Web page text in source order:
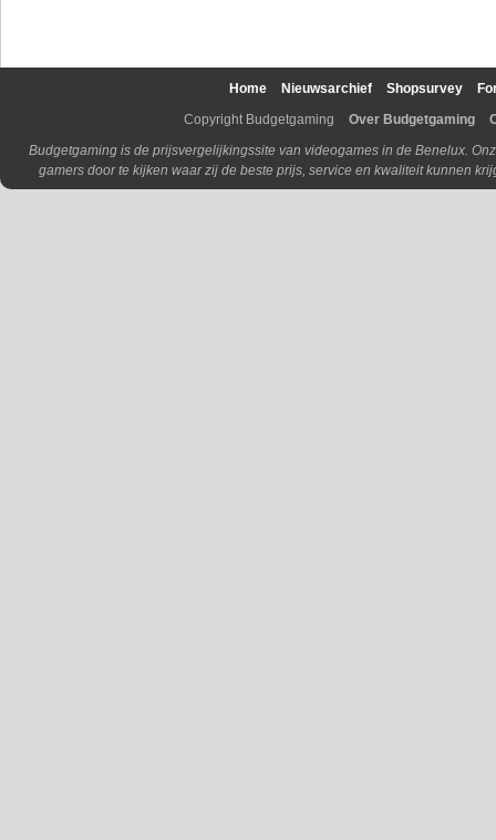
Home Nieuwsarchief Shopsurvey
Copyright Budgetgaming
Over Budgetgaming
Budgetgaming is de prijsvergelijkingssite van videogames in de Benelux.
gamers door te kijken waar zij de beste prijs, service en kwaliteit kunnen